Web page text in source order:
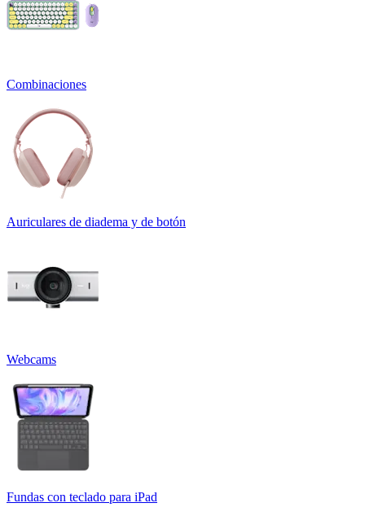
Combinaciones
Auriculares de diadema y de botón
Webcams
Fundas con teclado para iPad